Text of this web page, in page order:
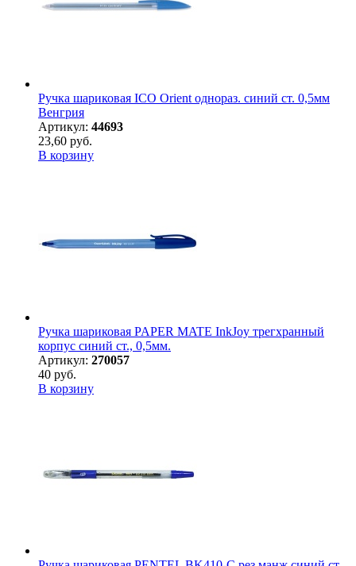
Ручка шариковая ICO Orient однораз. синий ст. 0,5мм
Венгрия
Артикул: 44693
23,60 руб.
В корзину
Ручка шариковая PAPER MATE InkJoy трегхранный
корпус синий ст., 0,5мм.
Артикул: 270057
40 руб.
В корзину